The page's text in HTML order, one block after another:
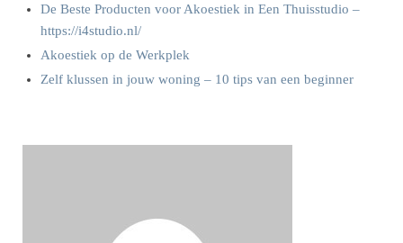
De Beste Producten voor Akoestiek in Een Thuisstudio –
https://i4studio.nl/
Akoestiek op de Werkplek
Zelf klussen in jouw woning – 10 tips van een beginner